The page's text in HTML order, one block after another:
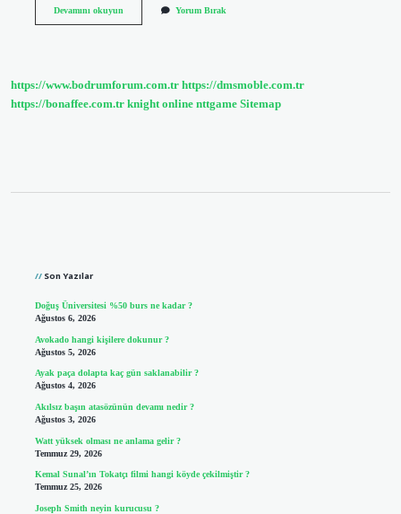
Devamını okuyunKadınlar
Yorum Bırak
https://www.bodrumforum.com.tr https://dmsmoble.com.tr
https://bonaffee.com.tr knight online nttgame Sitemap
Son Yazılar
Doğuş Üniversitesi %50 burs ne kadar ?
Ağustos 6, 2026
Avokado hangi kişilere dokunur ?
Ağustos 5, 2026
Ayak paça dolapta kaç gün saklanabilir ?
Ağustos 4, 2026
Akılsız başın atasözünün devamı nedir ?
Ağustos 3, 2026
Watt yüksek olması ne anlama gelir ?
Temmuz 29, 2026
Kemal Sunal’ın Tokatçı filmi hangi köyde çekilmiştir ?
Temmuz 25, 2026
Joseph Smith neyin kurucusu ?